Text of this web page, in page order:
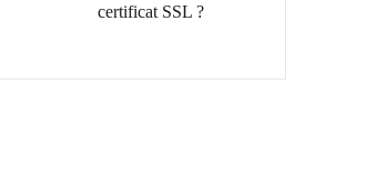
certificat SSL ?